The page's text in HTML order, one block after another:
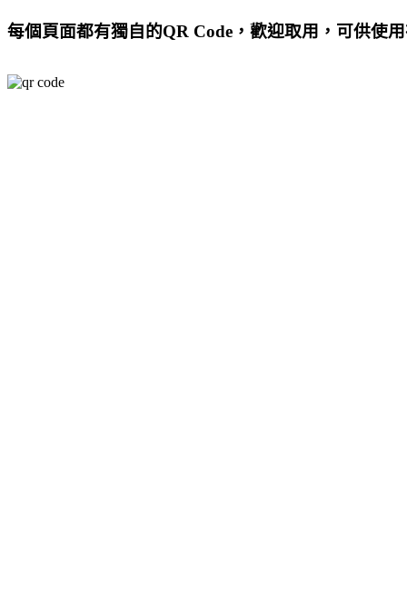
每個頁面都有獨自的QR Code，歡迎取用，可供使